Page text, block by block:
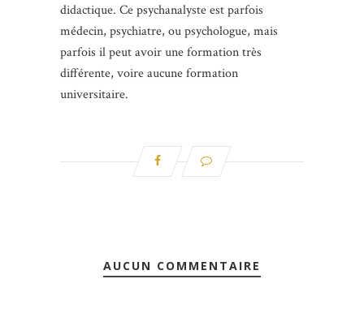
didactique. Ce psychanalyste est parfois
médecin, psychiatre, ou psychologue, mais
parfois il peut avoir une formation très
différente, voire aucune formation
universitaire.
AUCUN COMMENTAIRE